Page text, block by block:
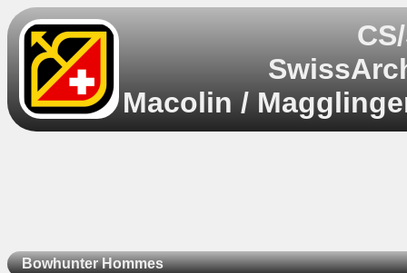
Macolin /
Bowhunter Hommes